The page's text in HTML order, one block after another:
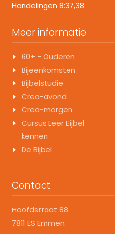
Handelingen 8:37,38
Meer informatie
60+ - Ouderen
Bijeenkomsten
Bijbelstudie
Crea-avond
Crea-morgen
Cursus Leer Bijbel
kennen
De Bijbel
Contact
Hoofdstraat 88
7811 ES Emmen